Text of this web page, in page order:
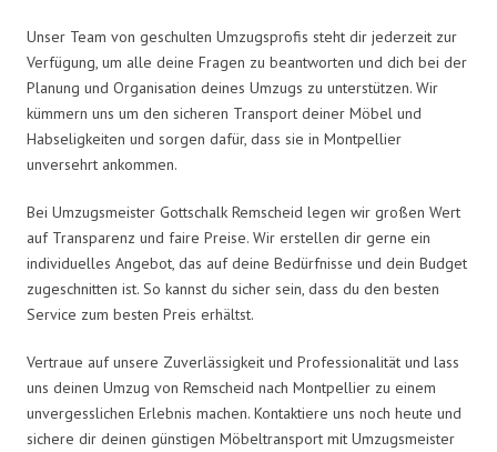
Unser Team von geschulten Umzugsprofis steht dir jederzeit zur
Verfügung, um alle deine Fragen zu beantworten und dich bei der
Planung und Organisation deines Umzugs zu unterstützen. Wir
kümmern uns um den sicheren Transport deiner Möbel und
Habseligkeiten und sorgen dafür, dass sie in Montpellier
unversehrt ankommen.
Bei Umzugsmeister Gottschalk Remscheid legen wir großen Wert
auf Transparenz und faire Preise. Wir erstellen dir gerne ein
individuelles Angebot, das auf deine Bedürfnisse und dein Budget
zugeschnitten ist. So kannst du sicher sein, dass du den besten
Service zum besten Preis erhältst.
Vertraue auf unsere Zuverlässigkeit und Professionalität und lass
uns deinen Umzug von Remscheid nach Montpellier zu einem
unvergesslichen Erlebnis machen. Kontaktiere uns noch heute und
sichere dir deinen günstigen Möbeltransport mit Umzugsmeister